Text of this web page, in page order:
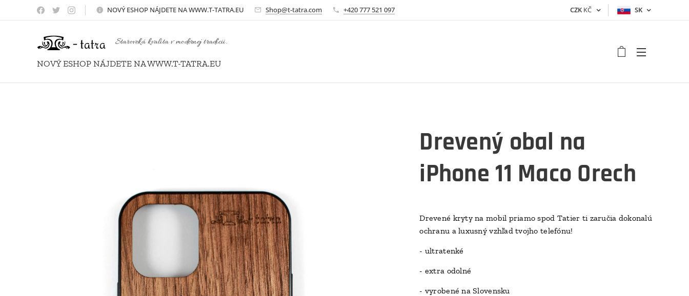
NOVÝESHOP NÁJDETE NA WWW.T-TATRA.EU Shop@t-tatra.com +420 777 521 097 CZK KČ SK
Staroveká kvalita v modernej tradícii.
NOVÝ ESHOP NÁJDETE NA WWW.T-TATRA.EU
Drevený obal na
iPhone 11 Maco Orech
Drevené kryty na mobil priamo spod Tatier ti zaručia dokonalú
ochranu a luxusný vzhľad tvojho telefónu!
- ultratenké
- extra odolné
- vyrobené na Slovensku